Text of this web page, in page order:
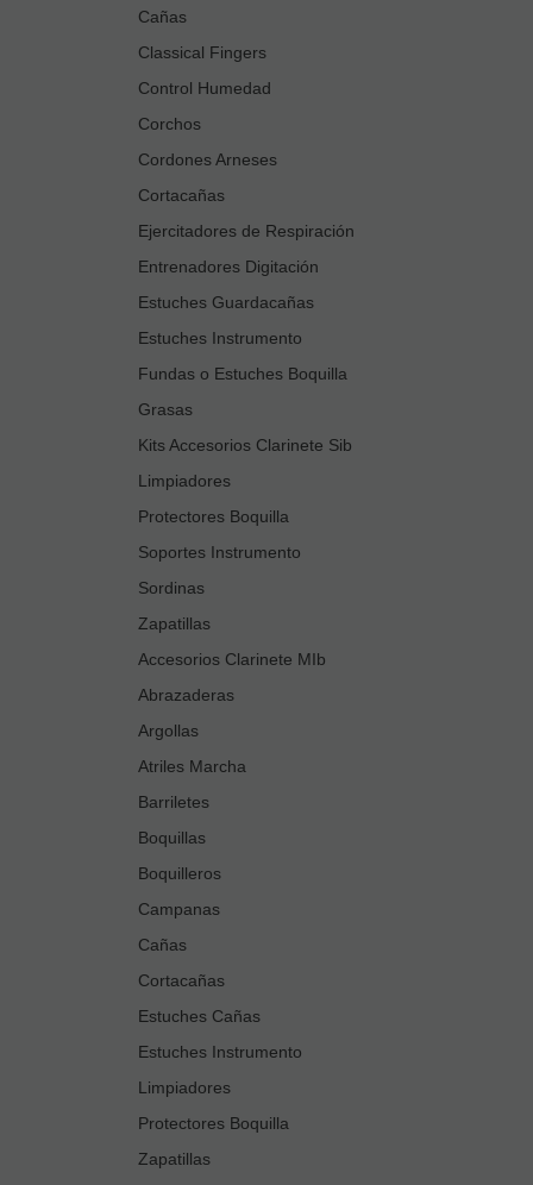
Cañas
Classical Fingers
Control Humedad
Corchos
Cordones Arneses
Cortacañas
Ejercitadores de Respiración
Entrenadores Digitación
Estuches Guardacañas
Estuches Instrumento
Fundas o Estuches Boquilla
Grasas
Kits Accesorios Clarinete Sib
Limpiadores
Protectores Boquilla
Soportes Instrumento
Sordinas
Zapatillas
Accesorios Clarinete MIb
Abrazaderas
Argollas
Atriles Marcha
Barriletes
Boquillas
Boquilleros
Campanas
Cañas
Cortacañas
Estuches Cañas
Estuches Instrumento
Limpiadores
Protectores Boquilla
Zapatillas